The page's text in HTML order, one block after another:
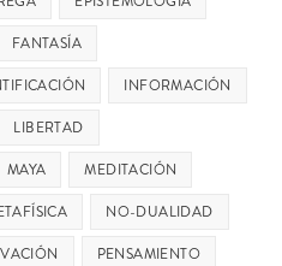
FANTASÍA
INFORMACIÓN
LIBERTAD
MAYA
MEDITACIÓN
NO-DUALIDAD
PENSAMIENTO